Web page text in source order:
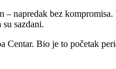
napredak bez
sazdani.
Bio je to početak